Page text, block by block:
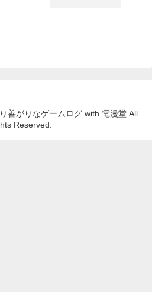
善がりなゲームログ with 電漫堂 All
Reserved.